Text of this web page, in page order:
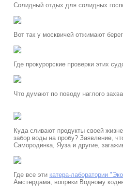
Солидный отдых для солидных
Вот так у москвичей отжимают
Где прокурорские проверки этих
Что думают по поводу наглого
Куда сливают продукты своей
забор воды на пробу? Заявление,
Самородинка, Яуза и другие,
Где все эти катера-лаборатории
Амстердама, вопреки Водному